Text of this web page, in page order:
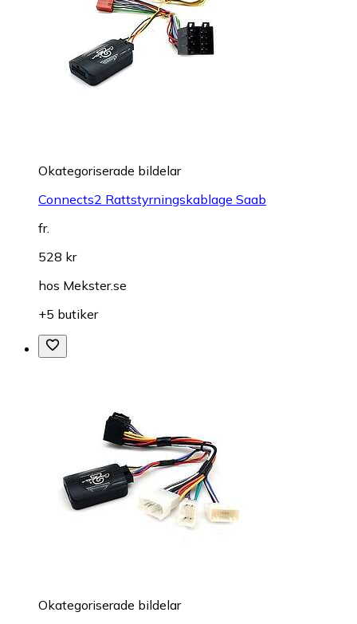
Okategoriserade bildelar
Connects2 Rattstyrningskablage Saab
fr.
528 kr
hos Mekster.se
+5 butiker
Okategoriserade bildelar